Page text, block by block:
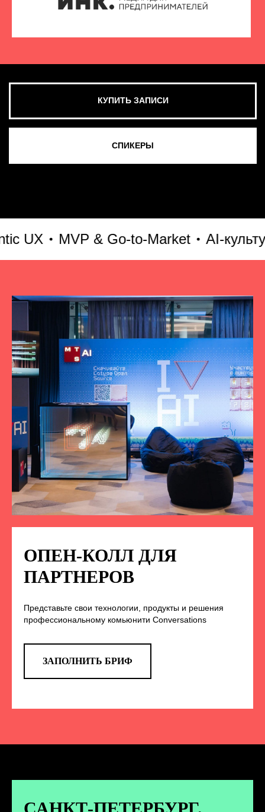
MVP & Go-to-Market AI-культура
ОПЕН-КОЛЛ ДЛЯ
ПАРТНЕРОВ
Представьте свои технологии, продукты и решения
профессиональному комьюнити Conversations
ЗАПОЛНИТЬ БРИФ
СМОТРЕТЬ ВСЕ ФОТО
НА НАС В СОЦСЕТЯХ
TELEGRAM
анонс новых спикеров и другие
новости конференции